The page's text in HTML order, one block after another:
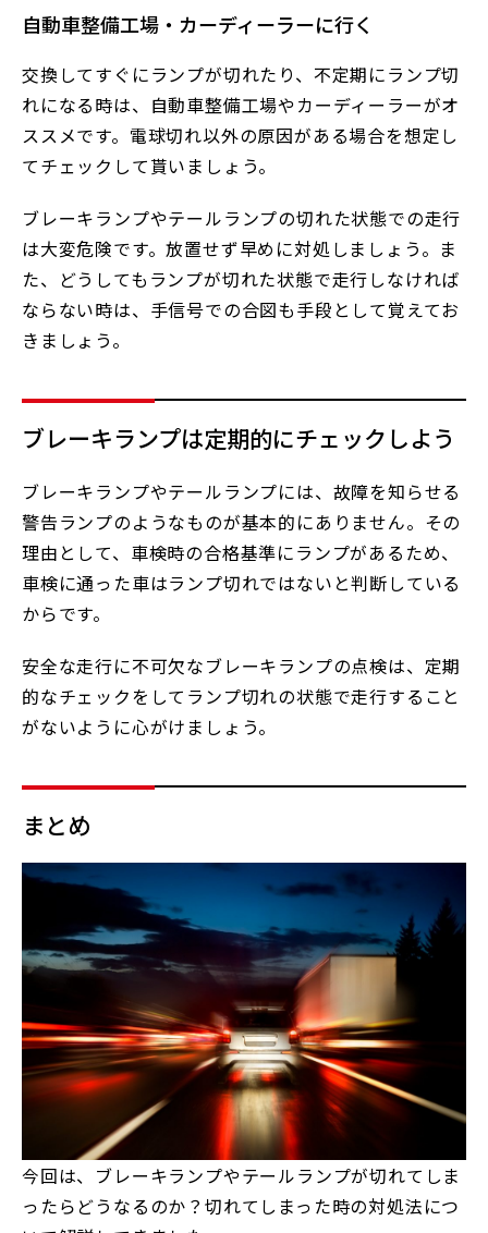
自動車整備工場・カーディーラーに行く
交換してすぐにランプが切れたり、不定期にランプ切
れになる時は、自動車整備工場やカーディーラーがオ
ススメです。電球切れ以外の原因がある場合を想定し
てチェックして貰いましょう。
ブレーキランプやテールランプの切れた状態での走行
は大変危険です。放置せず早めに対処しましょう。ま
た、どうしてもランプが切れた状態で走行しなければ
ならない時は、手信号での合図も手段として覚えてお
きましょう。
ブレーキランプは定期的にチェックしよう
ブレーキランプやテールランプには、故障を知らせる
警告ランプのようなものが基本的にありません。その
理由として、車検時の合格基準にランプがあるため、
車検に通った車はランプ切れではないと判断している
からです。
安全な走行に不可欠なブレーキランプの点検は、定期
的なチェックをしてランプ切れの状態で走行すること
がないように心がけましょう。
まとめ
今回は、ブレーキランプやテールランプが切れてしま
ったらどうなるのか？切れてしまった時の対処法につ